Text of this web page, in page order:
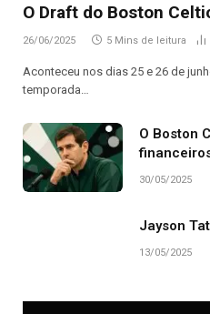
O Draft do Boston
26/06/2025 5 Mins de leitura
Aconteceu nos dias 25 e 26 de
temporada…
O Boston
30/05/2025
Jayson
13/05/2025